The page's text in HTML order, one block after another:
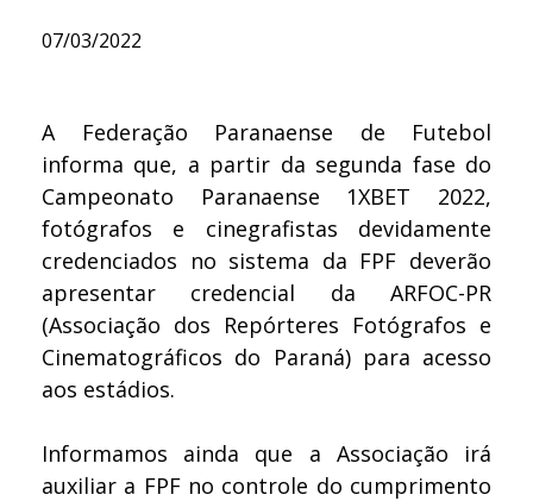
07/03/2022
A Federação Paranaense de Futebol
informa que, a partir da segunda fase do
Campeonato Paranaense 1XBET 2022,
fotógrafos e cinegrafistas devidamente
credenciados no sistema da FPF deverão
apresentar credencial da ARFOC-PR
(Associação dos Repórteres Fotógrafos e
Cinematográficos do Paraná) para acesso
aos estádios.
Informamos ainda que a Associação irá
auxiliar a FPF no controle do cumprimento